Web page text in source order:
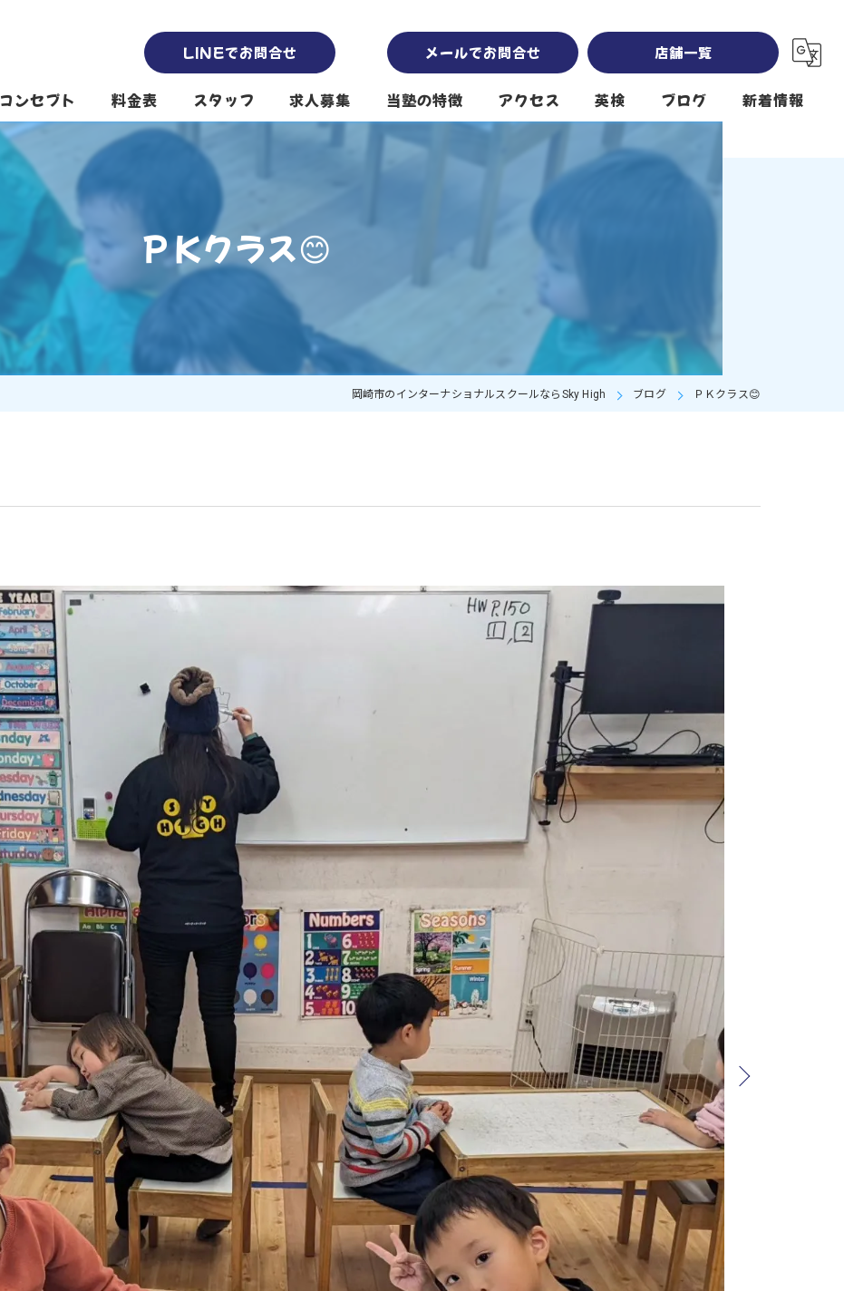
LINEでお問合せ メールでお問合せ 店舗一覧
コンセプト 料金表 スタッフ
南公園本校スタッフ
堤下公園校スタッフ
求人募集 当塾の特徴
プリスクール
中高生
アクセス
Sky High 岡崎南公園本校 south
Sky High 南公園第2校舎 southwest
Sky High 堤下公園校 north
英検 ブログ 新着情報
ＰＫクラス😊
岡崎市のインターナショナルスクールならSky High ブログ ＰＫクラス😊